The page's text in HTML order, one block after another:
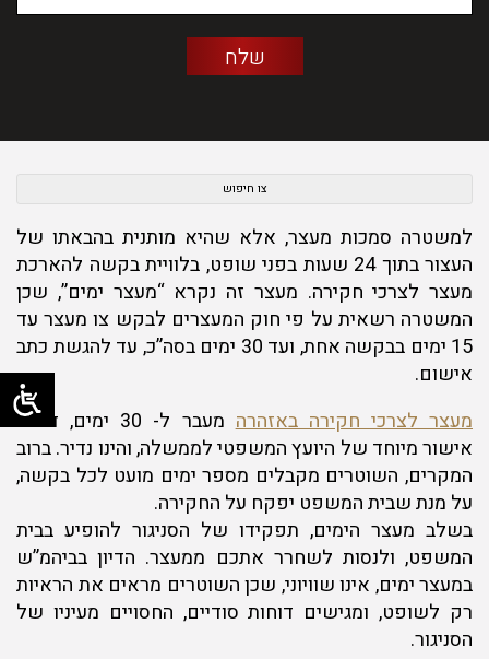
צו חיפוש
למשטרה סמכות מעצר, אלא שהיא מותנית בהבאתו של
העצור בתוך 24 שעות בפני שופט, בלוויית בקשה להארכת
מעצר לצרכי חקירה. מעצר זה נקרא “מעצר ימים”, שכן
המשטרה רשאית על פי חוק המעצרים לבקש צו מעצר עד
15 ימים בבקשה אחת, ועד 30 ימים בסה”כ, עד להגשת כתב
אישום.
מעצר לצרכי חקירה באזהרה
מעבר ל- 30 ימים, דורש
אישור מיוחד של היועץ המשפטי לממשלה, והינו נדיר. ברוב
המקרים, השוטרים מקבלים מספר ימים מועט לכל בקשה,
על מנת שבית המשפט יפקח על החקירה.
בשלב מעצר הימים, תפקידו של הסניגור להופיע בבית
המשפט, ולנסות לשחרר אתכם ממעצר. הדיון בביהמ”ש
במעצר ימים, אינו שוויוני, שכן השוטרים מראים את הראיות
רק לשופט, ומגישים דוחות סודיים, החסויים מעיניו של
הסניגור.